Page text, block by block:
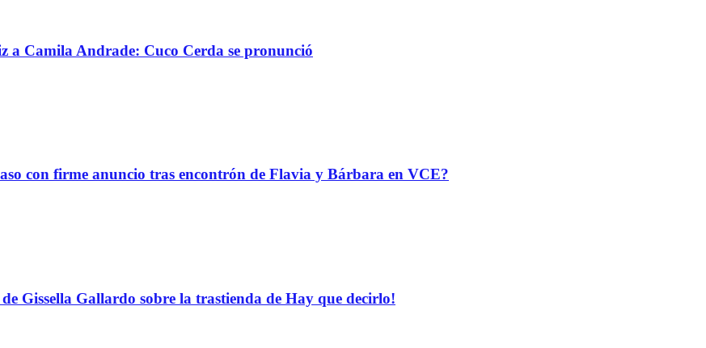
a Camila Andrade: Cuco Cerda se pronunció
con firme anuncio tras encontrón de Flavia y Bárbara en VCE?
Gissella Gallardo sobre la trastienda de Hay que decirlo!